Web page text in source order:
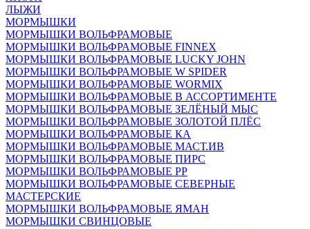
ЛЫЖИ
МОРМЫШКИ
МОРМЫШКИ ВОЛЬФРАМОВЫЕ
МОРМЫШКИ ВОЛЬФРАМОВЫЕ FINNEX
МОРМЫШКИ ВОЛЬФРАМОВЫЕ LUCKY JOHN
МОРМЫШКИ ВОЛЬФРАМОВЫЕ W SPIDER
МОРМЫШКИ ВОЛЬФРАМОВЫЕ WORMIX
МОРМЫШКИ ВОЛЬФРАМОВЫЕ В АССОРТИМЕНТЕ
МОРМЫШКИ ВОЛЬФРАМОВЫЕ ЗЕЛЁНЫЙ МЫС
МОРМЫШКИ ВОЛЬФРАМОВЫЕ ЗОЛОТОЙ ПЛЁС
МОРМЫШКИ ВОЛЬФРАМОВЫЕ КА
МОРМЫШКИ ВОЛЬФРАМОВЫЕ МАСТ.ИВ
МОРМЫШКИ ВОЛЬФРАМОВЫЕ ПИРС
МОРМЫШКИ ВОЛЬФРАМОВЫЕ РР
МОРМЫШКИ ВОЛЬФРАМОВЫЕ СЕВЕРНЫЕ
МАСТЕРСКИЕ
МОРМЫШКИ ВОЛЬФРАМОВЫЕ ЯМАН
МОРМЫШКИ СВИНЦОВЫЕ